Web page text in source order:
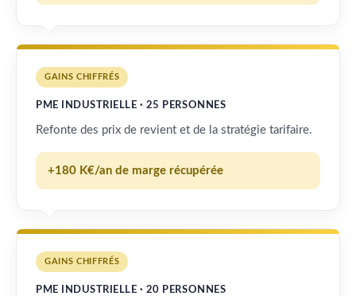
GAINS CHIFFRÉS
PME INDUSTRIELLE · 25 PERSONNES
Refonte des prix de revient et de la stratégie tarifaire.
+180 K€/an de marge récupérée
GAINS CHIFFRÉS
PME INDUSTRIELLE · 20 PERSONNES